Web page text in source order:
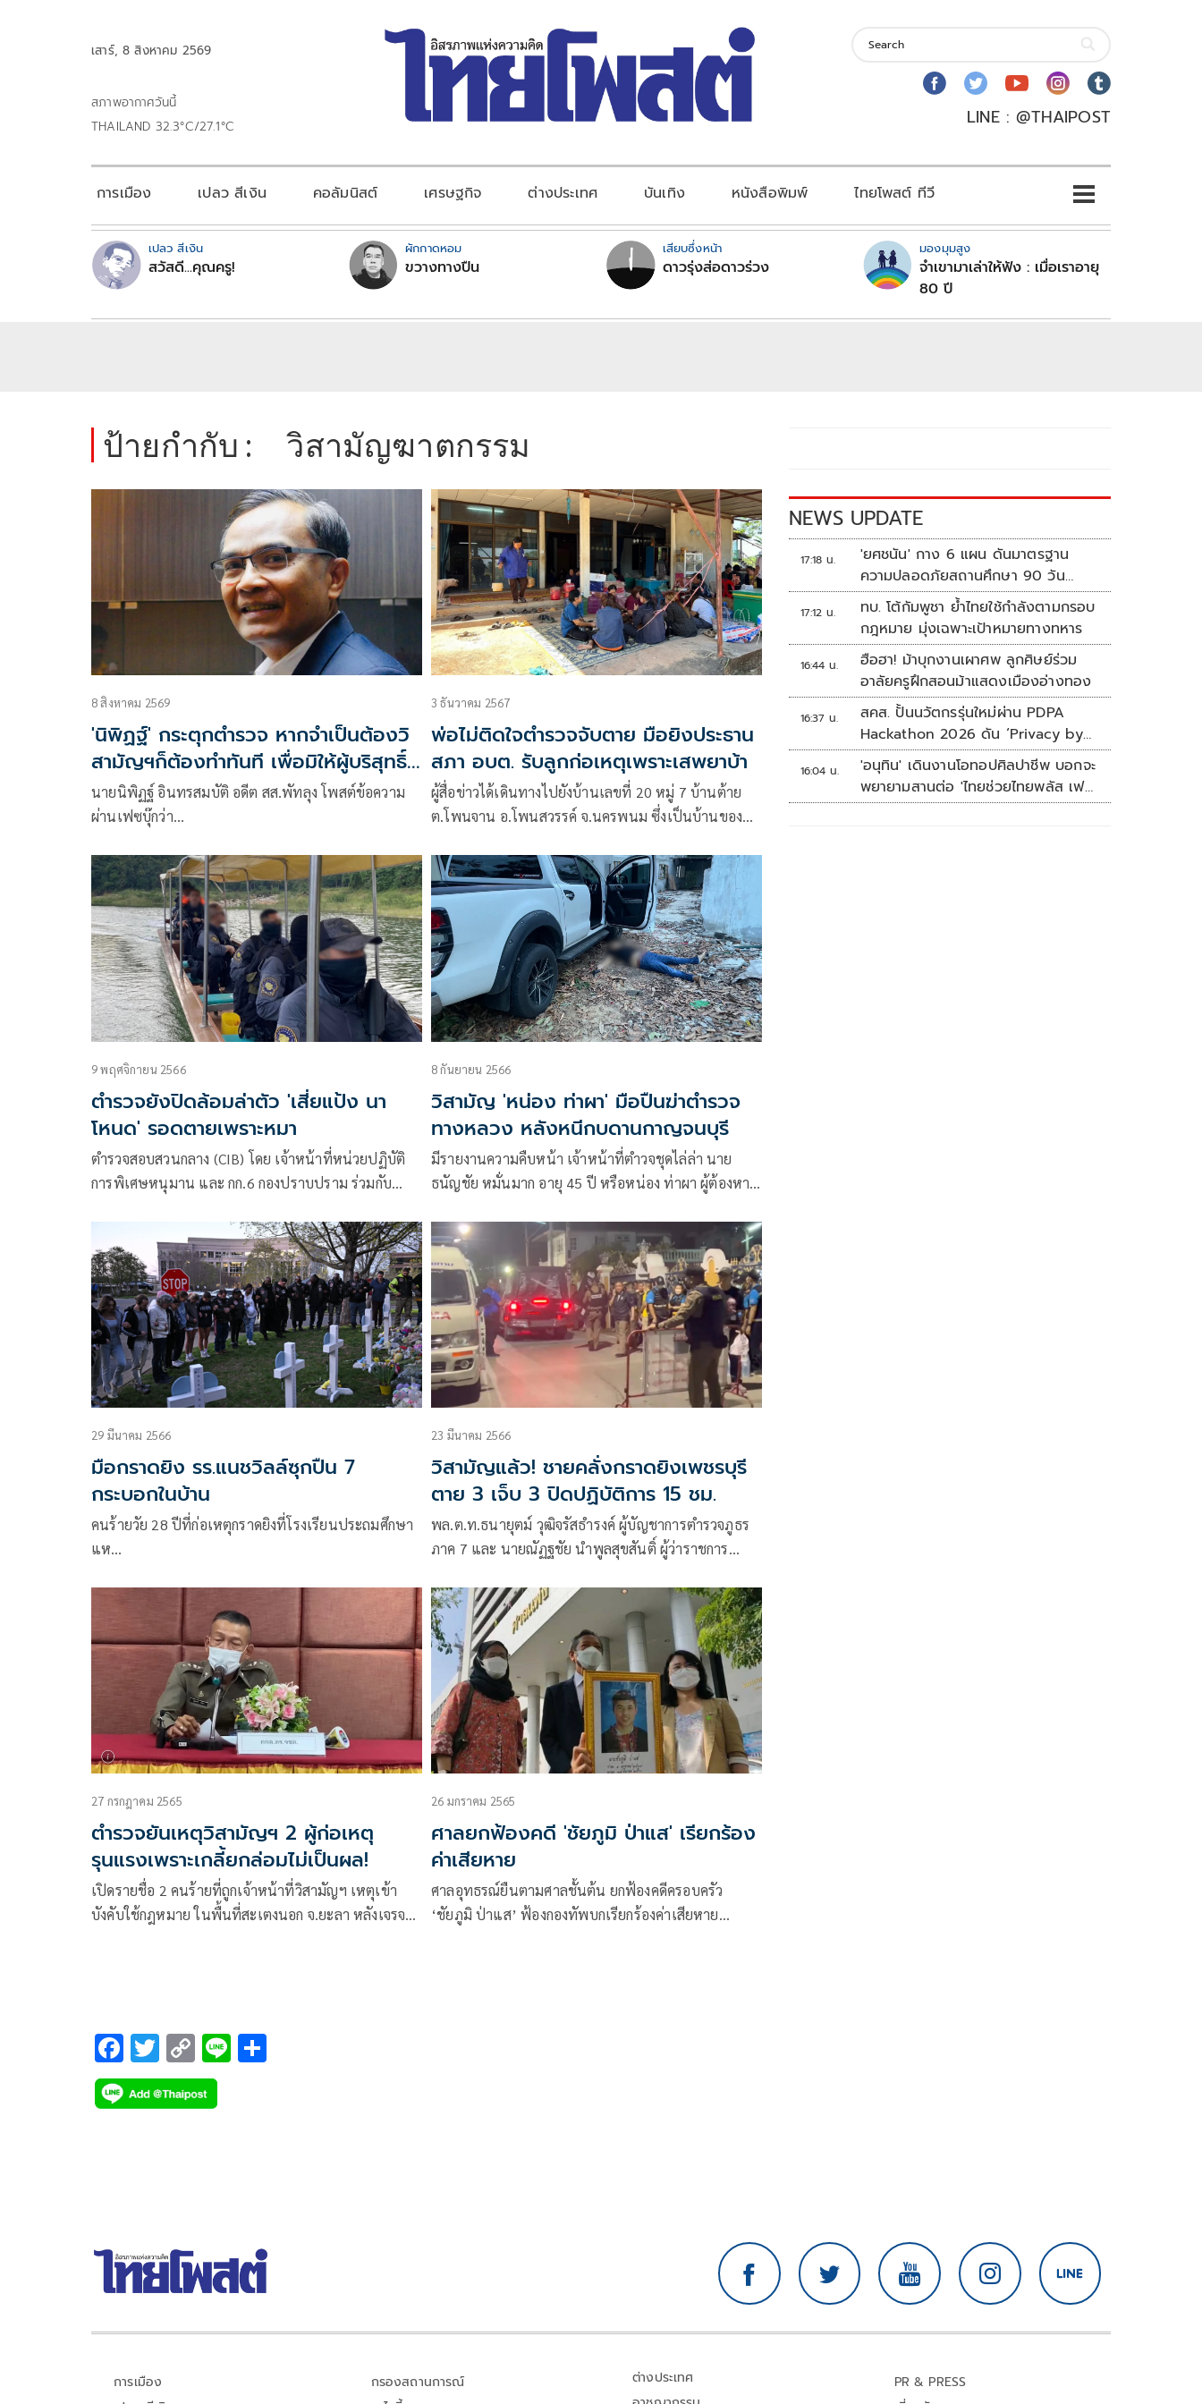
เสาร์, 8 สิงหาคม 2569
สภาพอากาศวันนี้
THAILAND 32.3°C/27.1°C
LINE : @THAIPOST
การเมือง เปลว สีเงิน คอลัมนิสต์ เศรษฐกิจ ต่างประเทศ บันเทิง หนังสือพิมพ์ ไทยโพสต์ ทีวี
เปลว สีเงิน
สวัสดี...คุณครู!
ผักกาดหอม
ขวางทางปืน
เสียบซึ่งหน้า
ดาวรุ่งส่อดาวร่วง
มองมุมสูง
จำเขามาเล่าให้ฟัง : เมื่อเราอายุ
80 ปี
ป้ายกำกับ : วิสามัญฆาตกรรม
8 สิงหาคม 2569
'นิพิฏฐ์' กระตุกตำรวจ หากจำเป็นต้องวิ
สามัญฯก็ต้องทำทันที เพื่อมิให้ผู้บริสุทธิ์
เสียชีวิตเพิ่ม
นายนิพิฏฐ์ อินทรสมบัติ อดีต สส.พัทลุง โพสต์ข้อความ
ผ่านเฟซบุ๊กว่า
ชีวิต กรณีนักเรียนใช้ความรุนแรง
3 ธันวาคม 2567
พ่อไม่ติดใจตำรวจจับตาย มือยิงประธาน
สภา อบต. รับลูกก่อเหตุเพราะเสพยาบ้า
ผู้สื่อข่าวได้เดินทางไปยังบ้านเลขที่ 20 หมู่ 7 บ้านต้าย
ต.โพนจาน อ.โพนสวรรค์ จ.นครพนม ซึ่งเป็นบ้านของ
ต้องหาตามหมายจับศาลจังหวัดนครพนม ฐานความผิด
พยายามฆ่า หลังก่อเหตุใช้อาวุธปืนอาก้าจ่อยิงนายวินัย
มณีรัตน์ อายุ 55 ปี ส.อบต.บ้านต้าย 3 สมัย และยังมี
ตำแหน่งประธานสภา
9 พฤศจิกายน 2566
ตำรวจยังปิดล้อมล่าตัว 'เสี่ยแป้ง นา
โหนด' รอดตายเพราะหมา
ตำรวจสอบสวนกลาง (CIB) โดย เจ้าหน้าที่หน่วยปฏิบัติ
การพิเศษหนุมาน และ กก.6 กองปราบปราม ร่วมกับ
ไม้ฯ ร่วมสนับสนุนปฏิบัติการไล่ล่าจับกุม
8 กันยายน 2566
วิสามัญ 'หน่อง ท่าผา' มือปืนฆ่าตำรวจ
ทางหลวง หลังหนีกบดานกาญจนบุรี
มีรายงานความคืบหน้า เจ้าหน้าที่ตำวจชุดไล่ล่า นาย
ธนัญชัย หมั่นมาก อายุ 45 ปี หรือหน่อง ท่าผา ผู้ต้องหาที่
เสียชีวิต
29 มีนาคม 2566
มือกราดยิง รร.แนชวิลล์ซุกปืน 7
กระบอกในบ้าน
คนร้ายวัย 28 ปีที่ก่อเหตุกราดยิงที่โรงเรียนประถมศึกษา
แห…
23 มีนาคม 2566
วิสามัญแล้ว! ชายคลั่งกราดยิงเพชรบุรี
ตาย 3 เจ็บ 3 ปิดปฏิบัติการ 15 ชม.
พล.ต.ท.ธนายุตม์ วุฒิจรัสธำรงค์ ผู้บัญชาการตำรวจภูธร
ภาค 7 และ นายณัฏฐชัย นำพูลสุขสันติ์ ผู้ว่าราชการ
อาวุธปืนกราดยิงใส่คู่อริ คนส่ง
27 กรกฎาคม 2565
ตำรวจยันเหตุวิสามัญฯ 2 ผู้ก่อเหตุ
รุนแรงเพราะเกลี้ยกล่อมไม่เป็นผล!
เปิดรายชื่อ 2 คนร้ายที่ถูกเจ้าหน้าที่วิสามัญฯ เหตุเข้า
บังคับใช้กฎหมาย ในพื้นที่สะเตงนอก จ.ยะลา หลังเจรจา
26 มกราคม 2565
ศาลยกฟ้องคดี 'ชัยภูมิ ป่าแส' เรียกร้อง
ค่าเสียหาย
ศาลอุทธรณ์ยืนตามศาลชั้นต้น ยกฟ้องคดีครอบครัว
‘ชัยภูมิ ป่าแส’ ฟ้องกองทัพบกเรียกร้องค่าเสียหาย
F
ac
e
T
wi
tt
C
o
p
Li
NEWS UPDATE
17:18 น.
'ยศชนัน' กาง 6 แผน ดันมาตรฐาน
ความปลอดภัยสถานศึกษา 90 วัน
ป้องกันก่อเหตุรุนแรง
17:12 น.
ทบ. โต้กัมพูชา ย้ำไทยใช้กำลังตามกรอบ
กฎหมาย มุ่งเฉพาะเป้าหมายทางทหาร
16:44 น.
ฮือฮา! ม้าบุกงานเผาศพ ลูกศิษย์ร่วม
อาลัยครูฝึกสอนม้าแสดงเมืองอ่างทอง
16:37 น.
สคส. ปั้นนวัตกรรุ่นใหม่ผ่าน PDPA
Hackathon 2026 ดัน ‘Privacy by
Design for all’ สู่โซลูชันคุ้มครอง
ข้อมูลส่วนบุคคลที่ใช้ได้จริง
16:04 น.
'อนุทิน' เดินงานโอทอปศิลปาชีพ บอกจะ
พยายามสานต่อ 'ไทยช่วยไทยพลัส เฟส
2'
การเมือง
กรองสถานการณ์
ต่างประเทศ
PR & PRESS